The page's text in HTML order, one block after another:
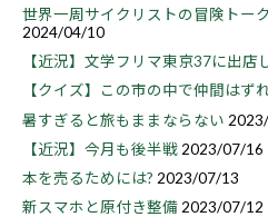
世界一周サイクリストの冒険トー
2024/04/10
【近況】文学フリマ東京37に出店
【クイズ】この市の中で仲間はず
暑すぎると旅もままならない
【近況】今月も後半戦 2023/07/16
本を売るためには? 2023/07/13
新スマホと原付き整備 2023/07/12